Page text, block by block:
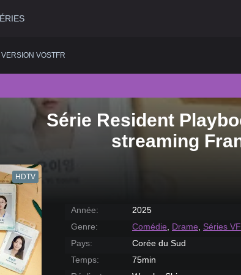
Historique
Judiciaire
Musical
Policier
Romance
Science fiction
2015
2014
VERSION VOSTFR
Série Resident
streaming
HDTV
Année:
2025
Genre:
Comédie, Drame, Séries VF
Pays:
Corée du Sud
Temps:
75min